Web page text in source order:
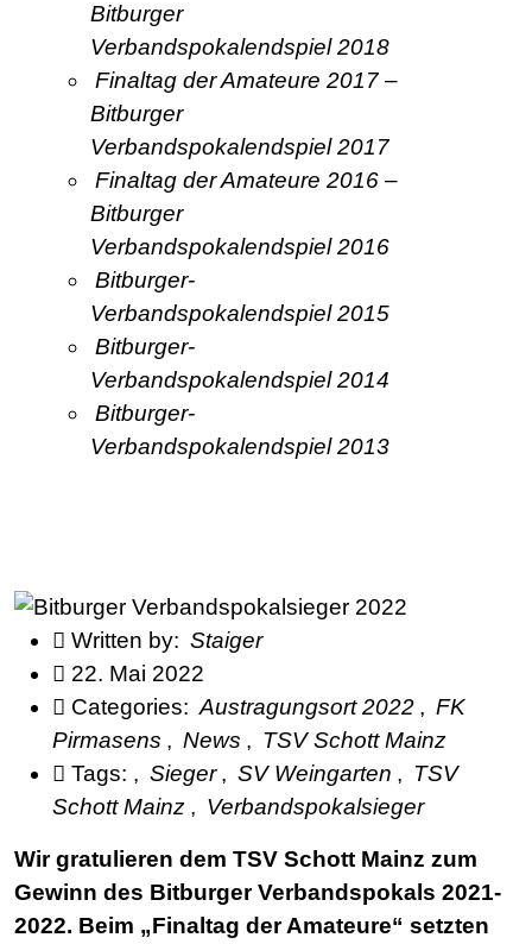
Bitburger
Verbandspokalendspiel 2018
Finaltag der Amateure 2017 –
Bitburger
Verbandspokalendspiel 2017
Finaltag der Amateure 2016 –
Bitburger
Verbandspokalendspiel 2016
Bitburger-
Verbandspokalendspiel 2015
Bitburger-
Verbandspokalendspiel 2014
Bitburger-
Verbandspokalendspiel 2013
Written by: Staiger
22. Mai 2022
Categories: Austragungsort 2022 , FK
Pirmasens , News , TSV Schott Mainz
Tags: , Sieger , SV Weingarten , TSV
Schott Mainz , Verbandspokalsieger
Wir gratulieren dem TSV Schott Mainz zum
Gewinn des Bitburger Verbandspokals 2021-
2022. Beim „Finaltag der Amateure“ setzten